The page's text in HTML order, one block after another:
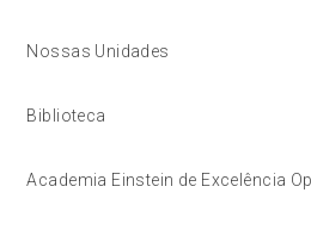
Nossas Unidades
Biblioteca
Academia Einstein de Excelência